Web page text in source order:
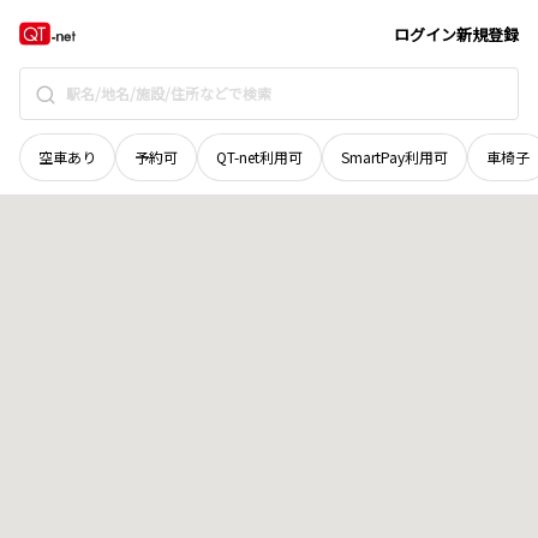
ログイン新規登録
空車あり 予約可 QT-net利用可 SmartPay利用可 車椅子
山梨県